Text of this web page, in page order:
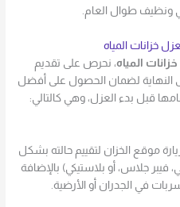
ونظيف طوال العام.
خزانات المياه
المياه، نحرص على تقديم
النهاية لضمان الحصول على أفضل
قبل بدء العزل، وهي كالتالي:
موقع الخزان لتقييم حالته بشكل
جلاس، أو بلاستيكي) بالإضافة
في الجدران أو الأرضية.